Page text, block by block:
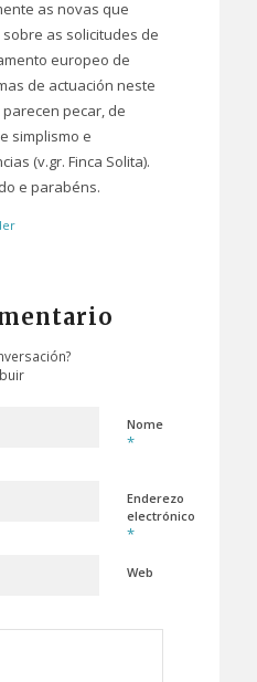
as novas que
sobre as solicitudes de
europeo de
de actuación neste
parecen pecar, de
simplismo e
(v.gr. Finca Solita).
e parabéns.
Nome
*
Enderezo
electrónico
*
Web